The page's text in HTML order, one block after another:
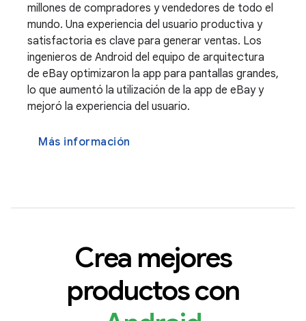
millones de compradores y vendedores de todo el
mundo. Una experiencia del usuario productiva y
satisfactoria es clave para generar ventas. Los
ingenieros de Android del equipo de arquitectura
de eBay optimizaron la app para pantallas grandes,
lo que aumentó la utilización de la app de eBay y
mejoró la experiencia del usuario.
Más información
Crea mejores
productos con